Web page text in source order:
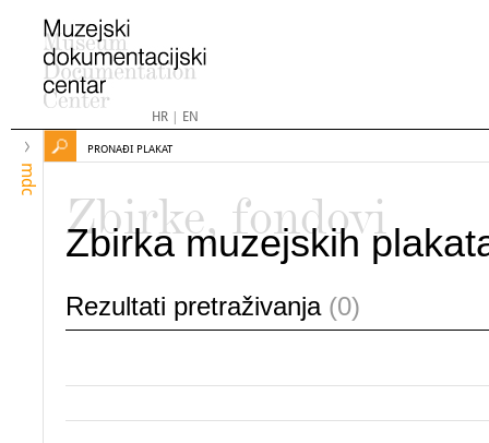
HR| EN
mdc
PRONAĐI PLAKAT
Zbirke, fondovi
Zbirka muzejskih
Rezultati pretraživanja (0)